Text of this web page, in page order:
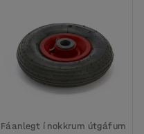
Fáanlegt í nokkrum útgáfum